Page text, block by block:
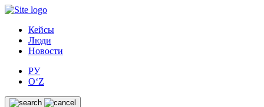
Кейсы
Люди
Новости
РУ
O‘Z